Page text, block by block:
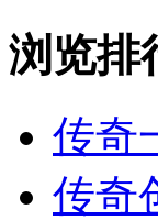
浏览排
传奇
传奇